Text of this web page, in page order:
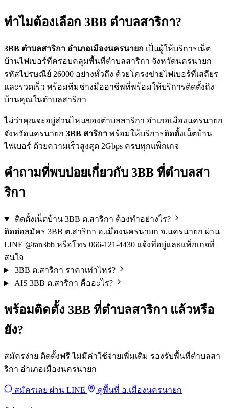
ทำไมต้องเลือก 3BB ตำบลสาริกา?
3BB ตำบลสาริกา อำเภอเมืองนครนายก เป็นผู้ให้บริการเน็ต
บ้านไฟเบอร์ที่ครอบคลุมพื้นที่ตำบลสาริกา จังหวัดนครนายก
รหัสไปรษณีย์ 26000 อย่างทั่วถึง ด้วยโครงข่ายไฟเบอร์ที่เสถียร
และรวดเร็ว พร้อมทีมช่างมืออาชีพที่พร้อมให้บริการติดตั้งถึง
บ้านคุณในตำบลสาริกา
ไม่ว่าคุณจะอยู่ส่วนไหนของตำบลสาริกา อำเภอเมืองนครนายก
จังหวัดนครนายก 3BB สาริกา พร้อมให้บริการติดตั้งเน็ตบ้าน
ไฟเบอร์ ด้วยความเร็วสูงสุด 2Gbps ครบทุกแพ็กเกจ
คำถามที่พบบ่อยเกี่ยวกับ 3BB ที่ตำบลสา
ริกา
ติดตั้งเน็ตบ้าน 3BB ต.สาริกา ต้องทำอย่างไร?
ติดต่อสมัคร 3BB ต.สาริกา อ.เมืองนครนายก จ.นครนายก ผ่าน
LINE @tan3bb หรือโทร 066-121-4430 แจ้งที่อยู่และแพ็กเกจที่
สนใจ
3BB ต.สาริกา ราคาเท่าไหร่?
AIS 3BB ต.สาริกา คืออะไร?
พร้อมติดตั้ง 3BB ที่ตำบลสาริกา แล้วหรือ
ยัง?
สมัครง่าย ติดตั้งฟรี ไม่มีค่าใช้จ่ายเพิ่มเติม รองรับพื้นที่ตำบลสา
ริกา อำเภอเมืองนครนายก
สมัครเลย ผ่าน LINE ดูพื้นที่ อ.เมืองนครนายก